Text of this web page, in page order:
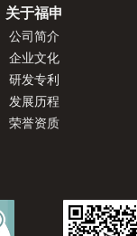
关于福申
公司简介
企业文化
研发专利
发展历程
荣誉资质